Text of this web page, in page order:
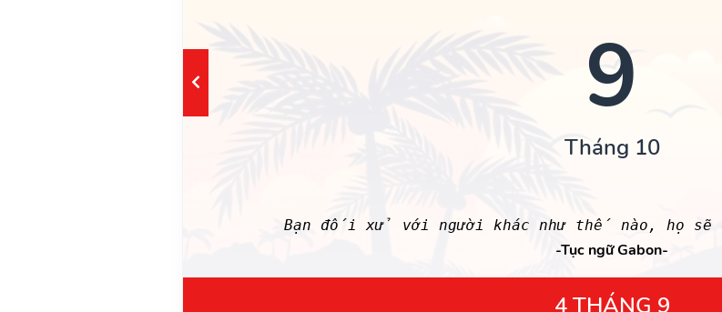
9
Tháng 10
Bạn đối xử với người khác như thế nào, họ
-Tục ngữ Gabon-
4 THÁNG 9